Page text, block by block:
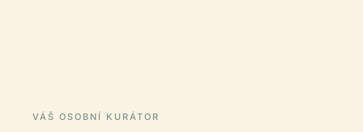
VÁŠ OSOBNÍ KURÁTOR